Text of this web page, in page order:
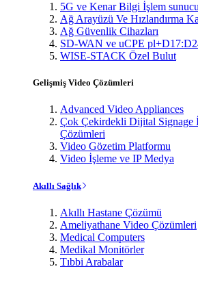
5G ve Kenar Bilgi İşlem
Ağ Arayüzü Ve Hızlandırma
Ağ Güvenlik Cihazları
SD-WAN ve uCPE
WISE-STACK Özel Bulut
Gelişmiş Video Çözümleri
Advanced Video Appliances
Çok Çekirdekli Dijital Signage
Çözümleri
Video Gözetim Platformu
Video İşleme ve IP Medya
Akıllı Sağlık
Akıllı Hastane Çözümü
Ameliyathane Video Çözümleri
Medical Computers
Medikal Monitörler
Tıbbi Arabalar